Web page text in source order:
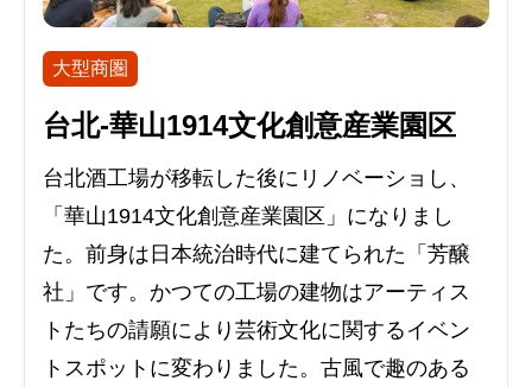
大型商圏
台北-華山1914文化創意産業園区
台北酒工場が移転した後にリノベーショし、
「華山1914文化創意産業園区」になりまし
た。前身は日本統治時代に建てられた「芳醸
社」です。かつての工場の建物はアーティス
トたちの請願により芸術文化に関するイベン
トスポットに変わりました。古風で趣のある